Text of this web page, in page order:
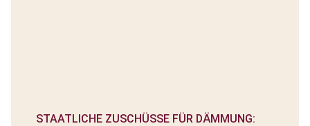
STAATLICHE ZUSCHÜSSE FÜR DÄMMUNG: